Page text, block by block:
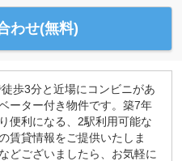
わせ(無料)
歩3分と近場にコンビニがあ
ーター付き物件です。築7年
便利になる、2駅利用可能な
賃貸情報をご提供いたしま
どございましたら、お気軽に